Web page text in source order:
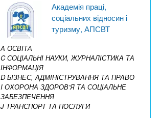
Академія праці,
соціальних відносин і
туризму, АПСВТ
A ОСВІТА
C СОЦІАЛЬНІ НАУКИ, ЖУРНАЛІСТИКА ТА
ІНФОРМАЦІЯ
D БІЗНЕС, АДМІНІСТРУВАННЯ ТА ПРАВО
I ОХОРОНА ЗДОРОВ’Я ТА СОЦІАЛЬНЕ
ЗАБЕЗПЕЧЕННЯ
J ТРАНСПОРТ ТА ПОСЛУГИ